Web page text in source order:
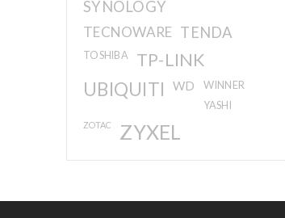
SYNOLOGY
TECNOWARE TENDA
TOSHIBA TP-LINK
UBIQUITI WD WINNER
YASHI
ZOTAC ZYXEL